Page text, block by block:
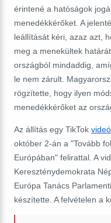
érintené a hatóságok
menedékkérőket. A
leállítását kéri, azaz azt,
meg a menekültek
országból mindaddig,
le nem zárult.
rögzítette, hogy ilyen
menedékkérőket az
Az állítás egy TikTok
október 2-án a "Tovább
Európában" felirattal. A
Kereszténydemokrata
Európa Tanács
készítette. A felvételen a